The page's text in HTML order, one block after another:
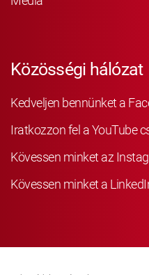
Közösségi hálózat
Kedveljen bennünket a
Iratkozzon fel a YouTube
Kövessen minket az
Kövessen minket a